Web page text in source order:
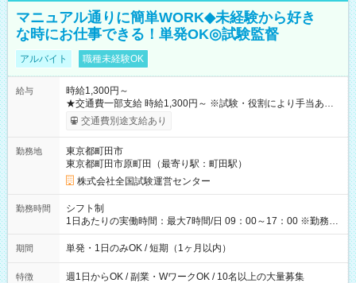
マニュアル通りに簡単WORK◆未経験から好き
な時にお仕事できる！単発OK◎試験監督
アルバイト 職種未経験OK
給与
時給1,300円～
★交通費一部支給 時給1,300円～ ※試験・役割により手当あり
※勤務回数により昇給あり 【即給（前払い）オプションあ
り！】 希望される場合、勤務から1週間ほどで給与の一部を受け
例】 ・河合塾模擬試験 8:30～17:30（休憩1時間） 時給1,300円
×8時間＝日収10,400円＋交通費 ※当日の役割により時給＋100
円の場合あり ・国家試験 7:00～13:30（休憩なし） 時給1,300
円（役割手当＋100円）×6時間＝日収8,400円＋交通費 【試用期
間】試用期間なし
交通費別途支給あり
勤務地
東京都町田市
東京都町田市原町田（最寄り駅：町田駅）
株式会社全国試験運営センター
勤務時間
シフト制
1日あたりの実働時間：最大7時間/日 09：00～17：00 ※勤務時
間は 試験により異なります。
期間 単発・1日のみOK / 短期（1ヶ月以内）
特徴 週1日からOK / 副業・WワークOK / 10名以上の大量募集